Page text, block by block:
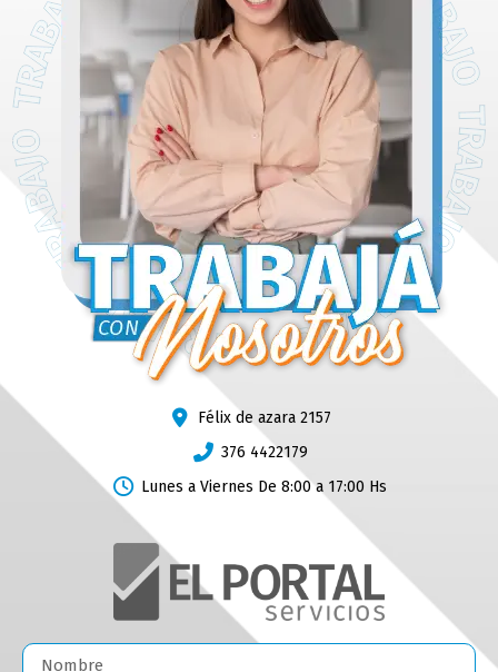
Félix de azara 2157
376 4422179
Lunes a Viernes De 8:00 a 17:00 Hs